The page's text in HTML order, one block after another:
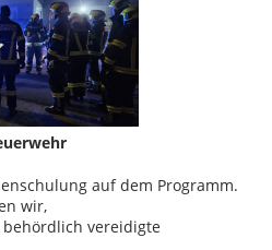
auf dem Programm.
wir,
vereidigte